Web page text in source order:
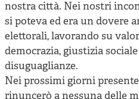
nostra città. Nei nostri
si poteva ed era un dovere
elettorali, lavorando su
democrazia, giustizia
disuguaglianze.
Nei prossimi giorni
rinuncerò a nessuna delle